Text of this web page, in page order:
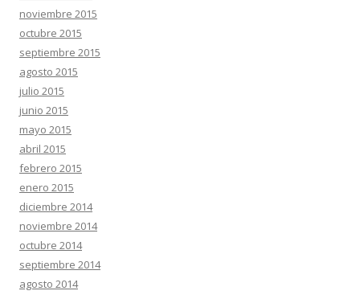
noviembre 2015
octubre 2015
septiembre 2015
agosto 2015
julio 2015
junio 2015
mayo 2015
abril 2015
febrero 2015
enero 2015
diciembre 2014
noviembre 2014
octubre 2014
septiembre 2014
agosto 2014